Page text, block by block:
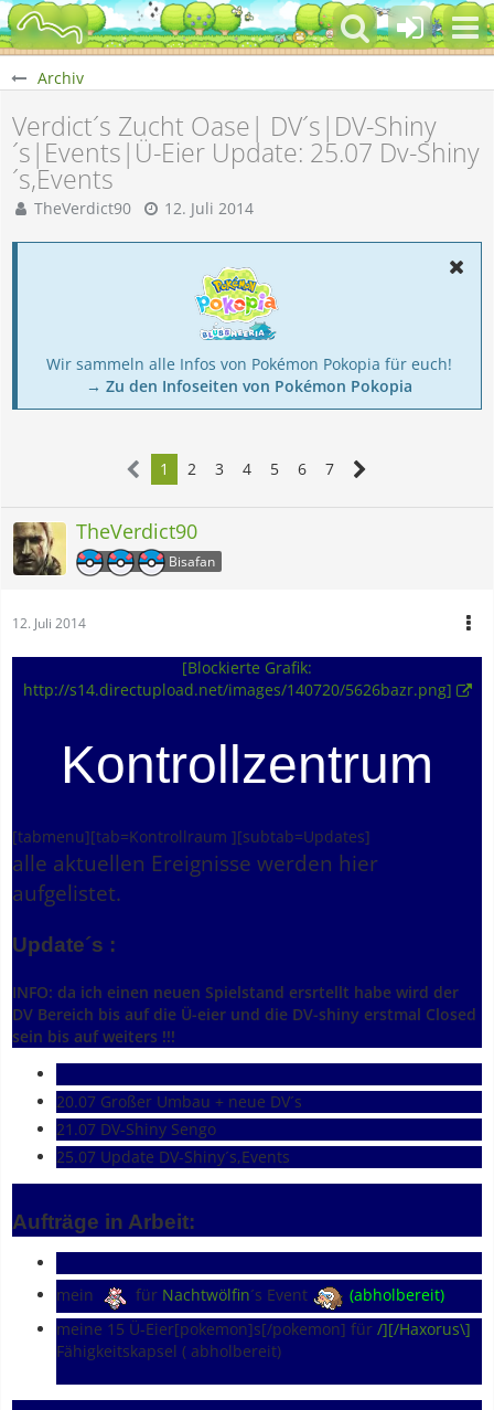
Archiv
Verdict´s Zucht Oase| DV´s|DV-Shiny
´s|Events|Ü-Eier Update: 25.07 Dv-Shiny
´s,Events
TheVerdict90 12. Juli 2014
Wir sammeln alle Infos von Pokémon Pokopia für euch!
→ Zu den Infoseiten von Pokémon Pokopia
1 2 3 4 5 6 7
TheVerdict90
Bisafan
12. Juli 2014
[Blockierte Grafik:
http://s14.directupload.net/images/140720/5626bazr.png]
Kontrollzentrum
[tabmenu][tab=Kontrollraum ][subtab=Updates]
alle aktuellen Ereignisse werden hier
aufgelistet.
Update´s :
INFO: da ich einen neuen Spielstand ersrtellt habe wird der
DV Bereich bis auf die Ü-eier und die DV-shiny erstmal Closed
sein bis auf weiters !!!
20.07 Großer Umbau + neue DV´s
21.07 DV-Shiny Sengo
25.07 Update DV-Shiny´s,Events
Aufträge in Arbeit:
mein für Nachtwölfin´s Event
(abholbereit)
meine 15 Ü-Eier[pokemon]s[/pokemon] für /][/Haxorus\]
Fähigkeitskapsel ( abholbereit)